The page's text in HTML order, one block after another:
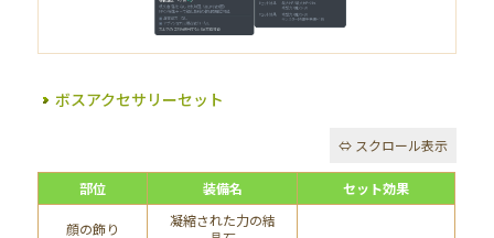
ボスアクセサリーセット
部位 装備名 セット効果
顔の飾り
凝縮された力の結